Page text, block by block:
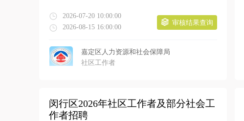
2026-07-20 10:00:00
2026-08-15 16:00:00
审核结果查询
嘉定区人力资源和社会保障局
社区工作者
闵行区2026年社区工作者及部分社会工
作者招聘